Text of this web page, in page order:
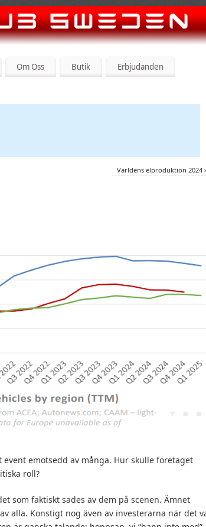
Om Oss Butik Erbjudanden
Världens elproduktion 2024
event emotsedd av många. Hur skulle företaget
roll?
som faktiskt sades av dem på scenen. Ämnet
alla. Konstigt nog även av investerarna när det